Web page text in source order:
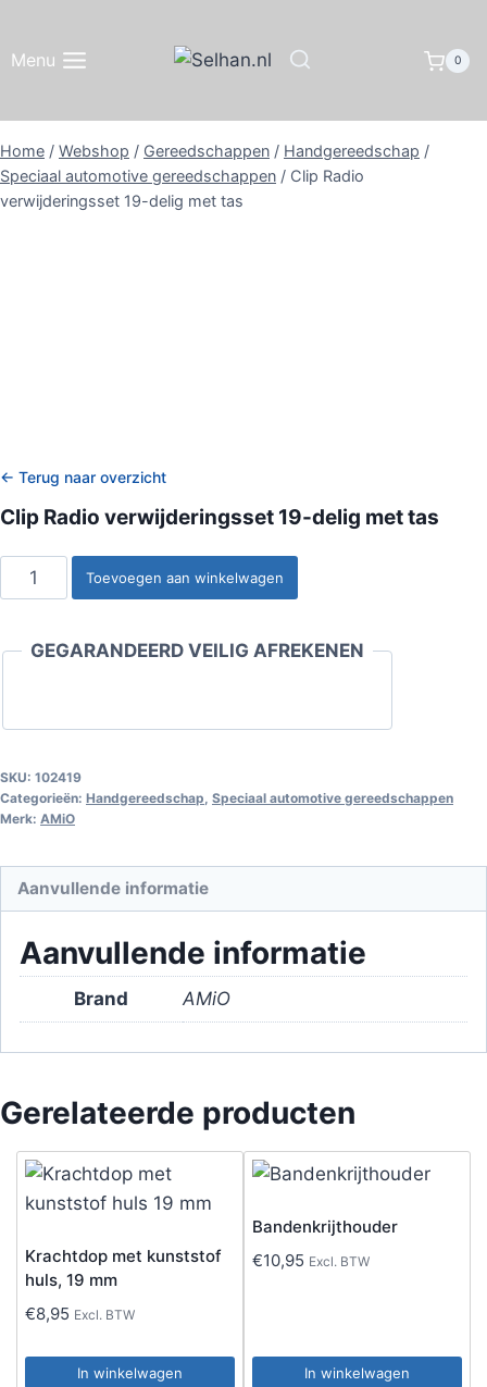
inhoud
Menu 0
Home / Webshop / Gereedschappen / Handgereedschap /
Speciaal automotive gereedschappen / Clip Radio
verwijderingsset 19-delig met tas
← Terug naar overzicht
Clip Radio verwijderingsset 19-delig met tas
Clip
Radio
19-
aantal
Toevoegen aan winkelwagen
GEGARANDEERD VEILIG AFREKENEN
SKU: 102419
Categorieën: Handgereedschap, Speciaal automotive gereedschappen
Merk: AMiO
Aanvullende informatie
Aanvullende informatie
Brand AMiO
Gerelateerde producten
Krachtdop met kunststof
huls, 19 mm
€8,95 Excl. BTW
In winkelwagen
Bandenkrijthouder
€10,95 Excl. BTW
In winkelwagen